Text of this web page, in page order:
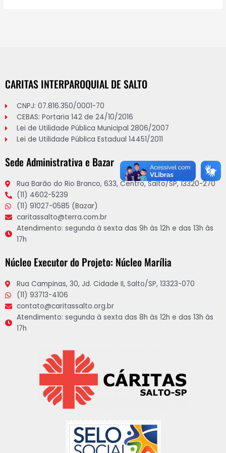
CARITAS INTERPAROQUIAL DE SALTO
CNPJ: 07.816.350/0001-70
CEBAS: Portaria 142 de 24/10/2016
Lei de Utilidade Pública Municipal 2806/2007
Lei de Utilidade Pública Estadual 14451/2011
Sede Administrativa e Bazar
Rua Barão do Rio Branco, 633, Centro, Salto/SP, 13320-270
(11) 4602-5239
(11) 91027-0585 (Bazar)
caritassalto@terra.com.br
Atendimento: segunda à sexta das 9h às 12h e das 13h às
17h
Núcleo Executor do Projeto: Núcleo Marília
Rua Campinas, 30, Jd. Cidade II, Salto/SP, 13323-070
(11) 93713-4106
contato@caritassalto.org.br
Atendimento: segunda à sexta das 8h às 12h e das 13h às
17h